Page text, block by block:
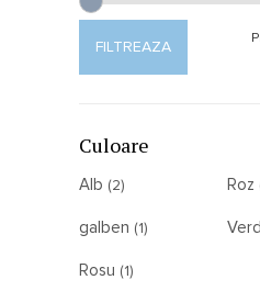
FILTREAZA
Culoare
Alb (2)
galben (1)
Rosu (1)
Roz